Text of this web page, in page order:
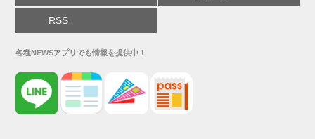
RSS
各種NEWSアプリでも情報を提供中！